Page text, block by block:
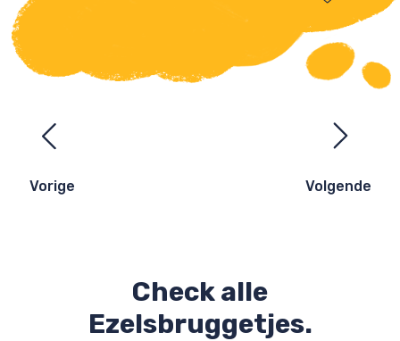
Ezelsbruggetjes
navigatie
Vorige Volgende
Check alle
Ezelsbruggetjes.